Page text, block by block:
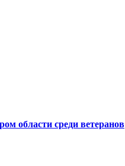
области среди ветеранов